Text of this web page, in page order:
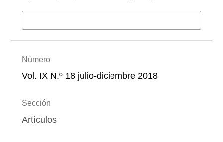
Número
Vol. IX N.º 18 julio-diciembre 2018
Sección
Artículos